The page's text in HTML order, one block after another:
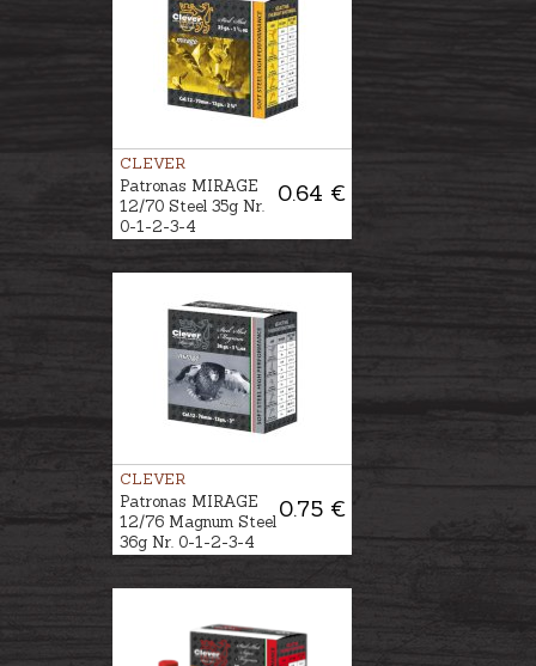
CLEVER
0.64 €
Patronas MIRAGE
12/70 Steel 35g Nr.
0-1-2-3-4
CLEVER
0.75 €
Patronas MIRAGE
12/76 Magnum Steel
36g Nr. 0-1-2-3-4